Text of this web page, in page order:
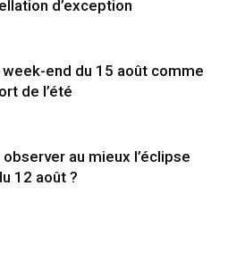
d’exception
week-end du 15 août comme
de l’été
observer au mieux l’éclipse
12 août ?